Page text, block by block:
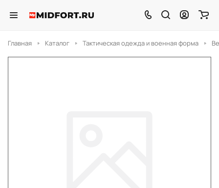
Главная Каталог Тактическая одежда и военная форма